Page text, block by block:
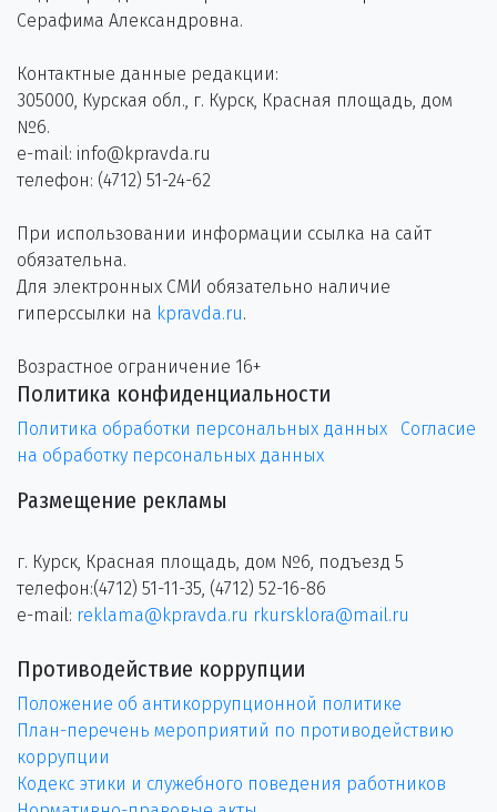
Серафима Александровна.
Контактные данные редакции:
305000, Курская обл., г. Курск, Красная площадь, дом
№6.
e-mail: info@kpravda.ru
телефон: (4712) 51-24-62
При использовании информации ссылка на сайт
обязательна.
Для электронных СМИ обязательно наличие
гиперссылки на kpravda.ru.
Возрастное ограничение 16+
Политика конфиденциальности
Политика обработки персональных данных
Согласие
на обработку персональных данных
Размещение рекламы
г. Курск, Красная площадь, дом №6, подъезд 5
телефон:(4712) 51-11-35, (4712) 52-16-86
e-mail: reklama@kpravda.ru rkursklora@mail.ru
Противодействие коррупции
Положение об антикоррупционной политике
План-перечень мероприятий по противодействию
коррупции
Кодекс этики и служебного поведения работников